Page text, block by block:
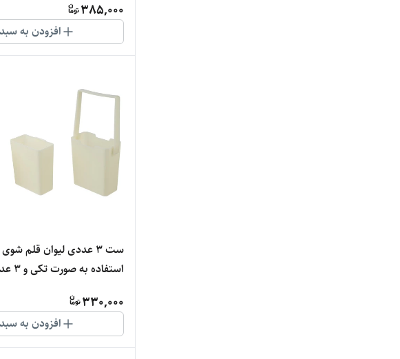
385,000
افزودن به سبد
ست 3 عددی لیوان قلم
استفاده به صورت تکی و 3 عددی )
330,000
افزودن به سبد